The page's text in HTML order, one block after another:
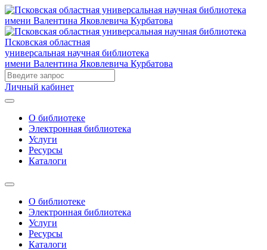
Псковская областная
универсальная научная библиотека
имени Валентина Яковлевича Курбатова
Личный кабинет
О библиотеке
Электронная библиотека
Услуги
Ресурсы
Каталоги
О библиотеке
Электронная библиотека
Услуги
Ресурсы
Каталоги